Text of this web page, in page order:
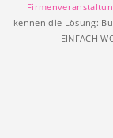
kennen die Lösung:
EINFACH